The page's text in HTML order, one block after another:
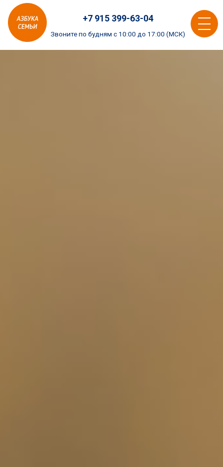
Азбука
семьи
logo
+7 915 399-63-04
Звоните по будням с 10:00 до 17:00 (МСК)
Toggle